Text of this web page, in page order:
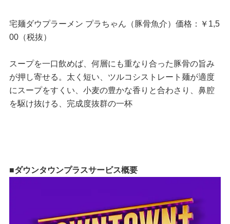
宅麺ダウプラーメン プラちゃん（豚骨魚介）価格：￥1,5
00（税抜）
スープを一口飲めば、何層にも重なり合った豚骨の旨み
が押し寄せる。太く短い、ツルコシストレート麺が適度
にスープをすくい、小麦の豊かな香りと合わさり、鼻腔
を駆け抜ける、完成度抜群の一杯
■ダウンタウンプラスサービス概要